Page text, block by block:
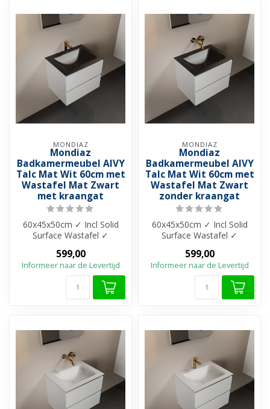
MONDIAZ
Mondiaz
Badkamermeubel AIVY
Talc Mat Wit 60cm met
Wastafel Mat Zwart
met kraangat
60x45x50cm ✓ Incl Solid
Surface Wastafel ✓
Beschikbaar in 4...
599,00
Informeer naar de Levertijd
MONDIAZ
Mondiaz
Badkamermeubel AIVY
Talc Mat Wit 60cm met
Wastafel Mat Zwart
zonder kraangat
60x45x50cm ✓ Incl Solid
Surface Wastafel ✓
Beschikbaar in 4...
599,00
Informeer naar de Levertijd